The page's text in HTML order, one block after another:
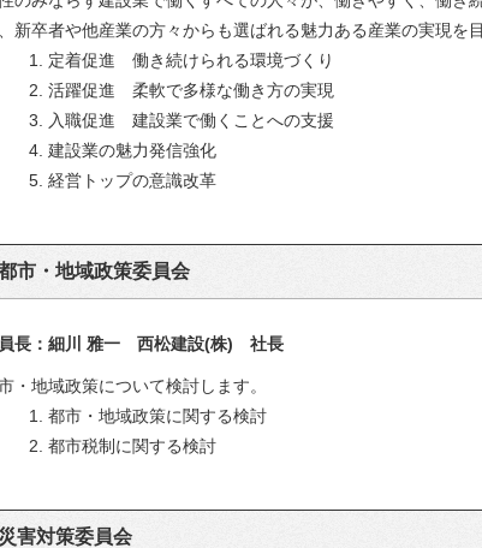
新卒者や他産業の方々からも選ばれる魅力ある産業の実現を
1. 定着促進 働き続けられる環境づくり
2. 活躍促進 柔軟で多様な働き方の実現
3. 入職促進 建設業で働くことへの支援
4. 建設業の魅力発信強化
5. 経営トップの意識改革
市・地域政策委員会
長：細川 雅一 西松建設(株) 社長
・地域政策について検討します。
1. 都市・地域政策に関する検討
2. 都市税制に関する検討
災害対策委員会